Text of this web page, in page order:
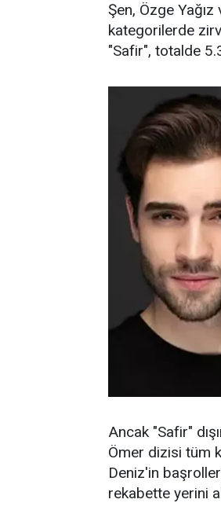
Şen, Özge
kategorilerde
"Safir", totalde
Ancak "Safir"
Ömer dizisi tüm
Deniz'in
rekabette yerini